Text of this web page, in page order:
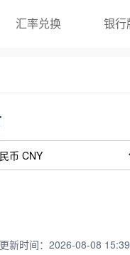
汇率兑换 银行
更新时间：2026-08-08